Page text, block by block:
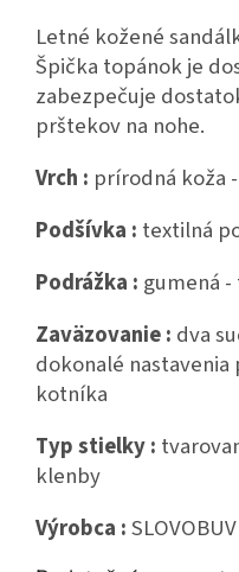
Letné kožené
Špička topánok je
zabezpečuje
prštekov na nohe.
Vrch : prírodná koža
Podšívka : textilná
Podrážka : gumená
Zaväzovanie : dva
dokonalé
kotníka
Typ stielky :
klenby
Výrobca :SLOVOBUV